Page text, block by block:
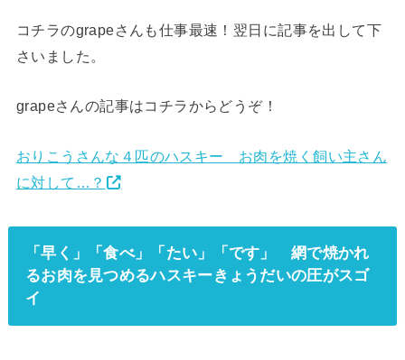
コチラのgrapeさんも仕事最速！翌日に記事を出して下
さいました。
grapeさんの記事はコチラからどうぞ！
おりこうさんな４匹のハスキー お肉を焼く飼い主さん
に対して…？
「早く」「食べ」「たい」「です」 網で焼かれ
るお肉を見つめるハスキーきょうだいの圧がスゴ
イ